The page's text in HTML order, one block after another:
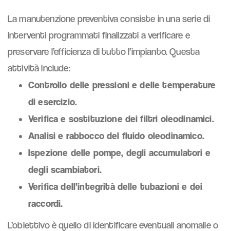
La manutenzione preventiva consiste in una serie di
interventi programmati finalizzati a verificare e
preservare l’efficienza di tutto l’impianto. Questa
attività include:
Controllo delle pressioni e delle temperature
di esercizio.
Verifica e sostituzione dei filtri oleodinamici.
Analisi e rabbocco del fluido oleodinamico.
Ispezione delle pompe, degli accumulatori e
degli scambiatori.
Verifica dell’integrità delle tubazioni e dei
raccordi.
L’obiettivo è quello di identificare eventuali anomalie o